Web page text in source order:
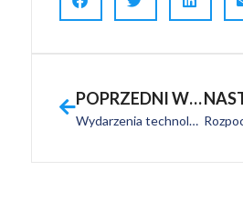
POPRZEDNI WPIS
Wydarzenia technologiczne, które pozwolą Ci globalnie rozwinąć swój biznes